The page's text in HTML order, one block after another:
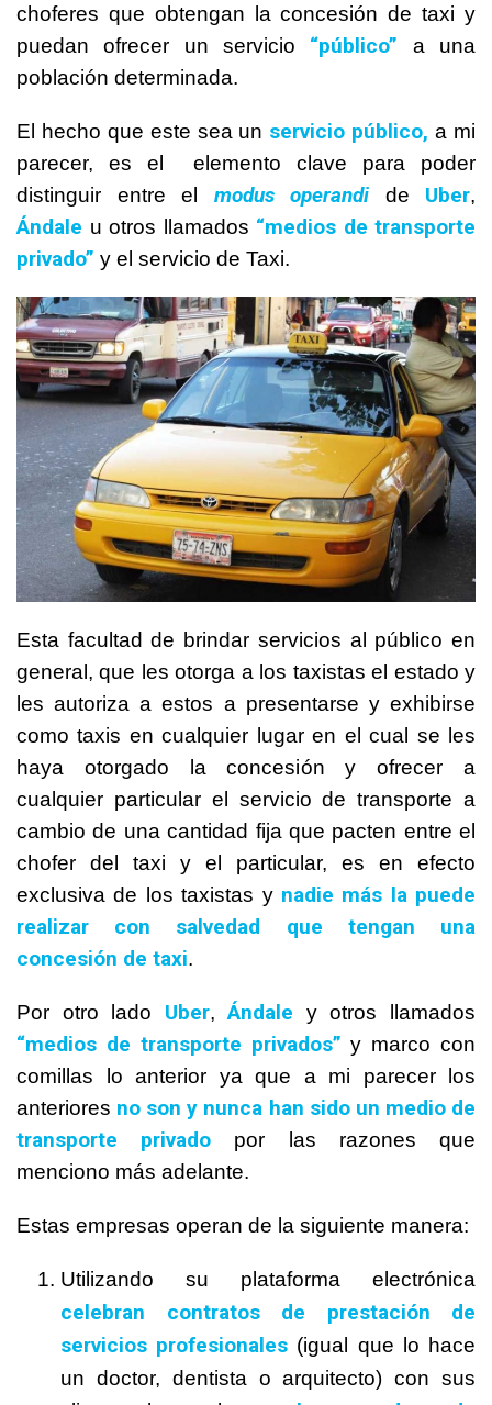
choferes que obtengan la concesión de taxi y
puedan ofrecer un servicio “público” a una
población determinada.
El hecho que este sea un servicio público, a mi
parecer, es el elemento clave para poder
distinguir entre el modus operandi de Uber,
Ándale u otros llamados “medios de transporte
privado” y el servicio de Taxi.
Esta facultad de brindar servicios al público en
general, que les otorga a los taxistas el estado y
les autoriza a estos a presentarse y exhibirse
como taxis en cualquier lugar en el cual se les
haya otorgado la concesión y ofrecer a
cualquier particular el servicio de transporte a
cambio de una cantidad fija que pacten entre el
chofer del taxi y el particular, es en efecto
exclusiva de los taxistas y nadie más la puede
realizar con salvedad que tengan una
concesión de taxi.
Por otro lado Uber,Ándale y otros llamados
“medios de transporte privados” y marco con
comillas lo anterior ya que a mi parecer los
anteriores no son y nunca han sido un medio de
transporte privado por las razones que
menciono más adelante.
Estas empresas operan de la siguiente manera:
Utilizando su plataforma electrónica
celebran contratos de prestación de
servicios profesionales (igual que lo hace
un doctor, dentista o arquitecto) con sus